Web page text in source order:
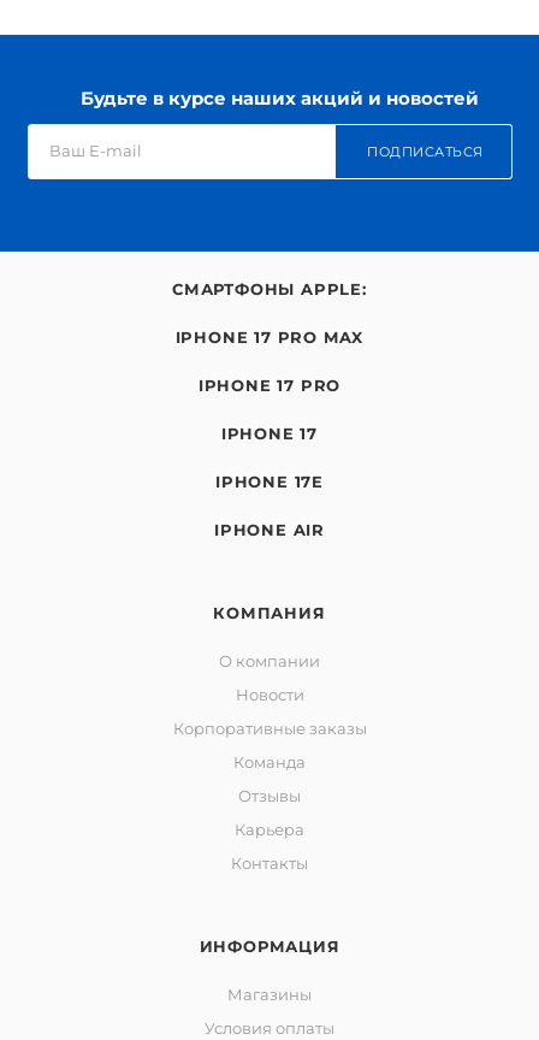
Будьте в курсе наших акций и новостей
ПОДПИСАТЬСЯ
СМАРТФОНЫ APPLE:
IPHONE 17 PRO MAX
IPHONE 17 PRO
IPHONE 17
IPHONE 17E
IPHONE AIR
КОМПАНИЯ
О компании
Новости
Корпоративные заказы
Команда
Отзывы
Карьера
Контакты
ИНФОРМАЦИЯ
Магазины
Условия оплаты